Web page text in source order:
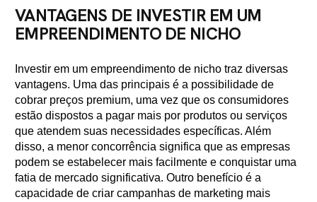
VANTAGENS DE INVESTIR EM UM
EMPREENDIMENTO DE NICHO
Investir em um empreendimento de nicho traz diversas
vantagens. Uma das principais é a possibilidade de
cobrar preços premium, uma vez que os consumidores
estão dispostos a pagar mais por produtos ou serviços
que atendem suas necessidades específicas. Além
disso, a menor concorrência significa que as empresas
podem se estabelecer mais facilmente e conquistar uma
fatia de mercado significativa. Outro benefício é a
capacidade de criar campanhas de marketing mais